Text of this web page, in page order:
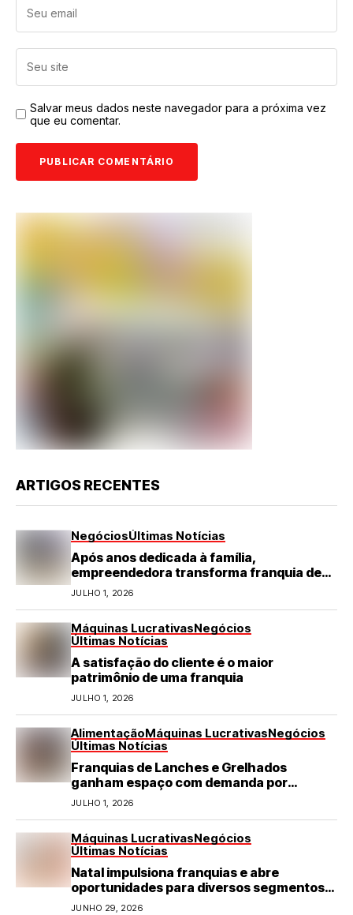
Salvar meus dados neste navegador para a próxima vez
que eu comentar.
ARTIGOS RECENTES
NegóciosÚltimas Notícias
Após anos dedicada à família,
empreendedora transforma franquia de
turismo em negócio de destaque no RN
JULHO 1, 2026
Máquinas LucrativasNegócios
Últimas Notícias
A satisfação do cliente é o maior
patrimônio de uma franquia
JULHO 1, 2026
AlimentaçãoMáquinas LucrativasNegócios
Últimas Notícias
Franquias de Lanches e Grelhados
ganham espaço com demanda por
refeições rápidas e de qualidade
JULHO 1, 2026
Máquinas LucrativasNegócios
Últimas Notícias
Natal impulsiona franquias e abre
oportunidades para diversos segmentos
do varejo
JUNHO 29, 2026